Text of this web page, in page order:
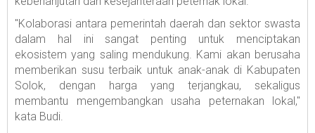
"Kolaborasi antara pemerintah daerah dan sektor swasta
dalam hal ini sangat penting untuk menciptakan
ekosistem yang saling mendukung. Kami akan berusaha
memberikan susu terbaik untuk anak-anak di Kabupaten
Solok, dengan harga yang terjangkau, sekaligus
membantu mengembangkan usaha peternakan lokal,"
kata Budi.